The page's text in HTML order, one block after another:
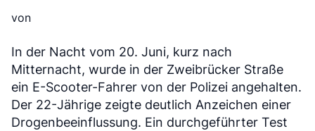
von
In der Nacht vom 20. Juni, kurz nach
Mitternacht, wurde in der Zweibrücker Straße
ein E-Scooter-Fahrer von der Polizei angehalten.
Der 22-Jährige zeigte deutlich Anzeichen einer
Drogenbeeinflussung. Ein durchgeführter Test